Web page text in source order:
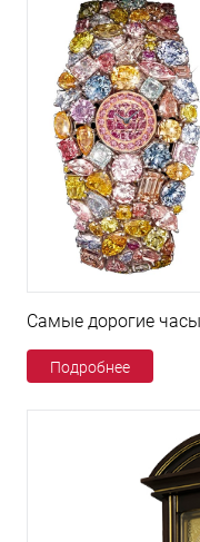
Самые дорогие
Подробнее